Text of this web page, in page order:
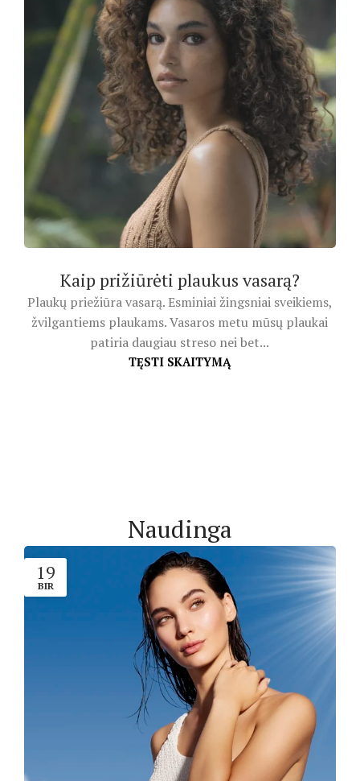
Kaip prižiūrėti plaukus vasarą?
Plaukų priežiūra vasarą. Esminiai žingsniai sveikiems,
žvilgantiems plaukams. Vasaros metu mūsų plaukai
patiria daugiau streso nei bet...
TĘSTI SKAITYMĄ
Naudinga
19
BIR